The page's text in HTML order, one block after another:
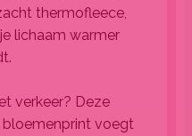
thermofleece,
lichaam warmer
verkeer? Deze
voegt